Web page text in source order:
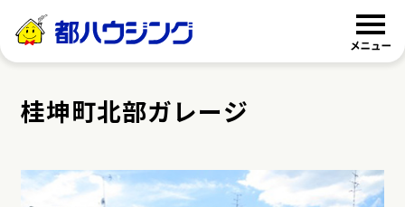
都ハウジング
桂坤町北部ガレージ